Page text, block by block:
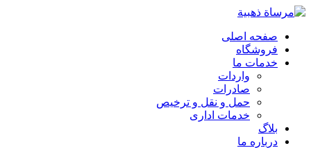
صفحه اصلی
فروشگاه
خدمات ما
واردات
صادرات
حمل و نقل و ترخیص
خدمات اداری
بلاگ
درباره ما